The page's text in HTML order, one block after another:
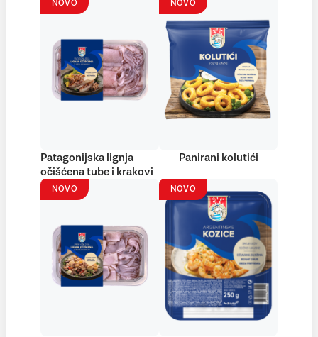
NOVO
Patagonijska lignja
očišćena tube i krakovi
NOVO
Panirani kolutići
NOVO NOVO